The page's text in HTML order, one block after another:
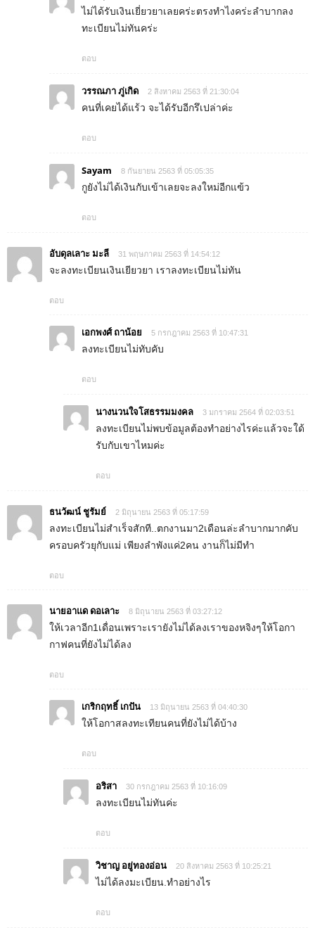
ไม่ได้รับเงินเยี่ยวยาเลยคร่ะตรงทำไงคร่ะลำบากลง
ทะเบียนไม่ทันคร่ะ
ตอบ
วรรณภา ภู่เกิด 2 สิงหาคม 2563 ที่ 21:30:04
คนที่เคยได้แร้ว จะได้รับอีกรึเปล่าค่ะ
ตอบ
Sayam 8 กันยายน 2563 ที่ 05:05:35
กูยังไม่ได้เงินกับเข้าเลยจะลงใหม่อีกแฃ้ว
ตอบ
อับดุลเลาะ มะลี 31 พฤษภาคม 2563 ที่ 14:54:12
จะลงทะเบียนเงินเยียวยา เราลงทะเบียนไม่ทัน
ตอบ
เอกพงศ์ ถาน้อย 5 กรกฎาคม 2563 ที่ 10:47:31
ลงทะเบียนไม่ทับคับ
ตอบ
นางนวนใจโสธรรมมงคล 3 มกราคม 2564 ที่ 02:03:51
ลงทะเบียนไม่พบข้อมูลต้องทำอย่างไรค่ะแล้วจะใด้
รับกับเขาไหมค่ะ
ตอบ
ธนวัฒน์ ชูรัมย์ 2 มิถุนายน 2563 ที่ 05:17:59
ลงทะเบียนไม่สำเร็จสักที..ตกงานมา2เดือนล่ะลำบากมากคับ
ครอบครัวยุกับแม่ เพียงลำพังแค่2คน งานก็ไม่มีทำ
ตอบ
นายอาแด ดอเลาะ 8 มิถุนายน 2563 ที่ 03:27:12
ให้เวลาอีก1เดื่อนเพราะเรายังไม่ได้ลงเราของหจิงๆให้โอกา
กาฟคนที่ยังไม่ได้ลง
ตอบ
เกริกฤทธิ์ เกปัน 13 มิถุนายน 2563 ที่ 04:40:30
ให้โอกาสลงทะเทียนคนที่ยังไม่ได้บ้าง
ตอบ
อริสา 30 กรกฎาคม 2563 ที่ 10:16:09
ลงทะเบียนไม่ทันค่ะ
ตอบ
วิชาญ อยู่ทองอ่อน 20 สิงหาคม 2563 ที่ 10:25:21
ไม่ได้ลงมะเบียน.ทำอย่างไร
ตอบ